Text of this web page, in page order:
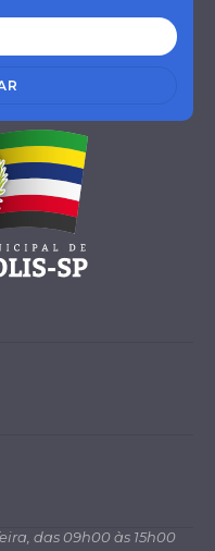
das 09h00 às 15h00